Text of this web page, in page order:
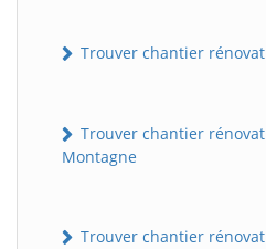
Trouver chantier
Trouver chantier
Montagne
Trouver chantier